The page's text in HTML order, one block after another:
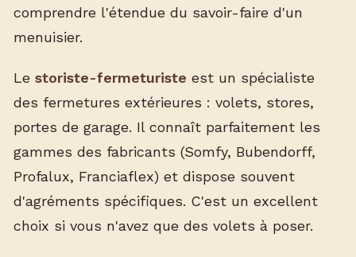
comprendre l'étendue du savoir-faire d'un
menuisier.
Le storiste-fermeturiste est un spécialiste
des fermetures extérieures : volets, stores,
portes de garage. Il connaît parfaitement les
gammes des fabricants (Somfy, Bubendorff,
Profalux, Franciaflex) et dispose souvent
d'agréments spécifiques. C'est un excellent
choix si vous n'avez que des volets à poser.